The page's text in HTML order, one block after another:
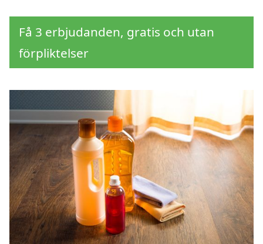
Få 3 erbjudanden, gratis och utan
förpliktelser